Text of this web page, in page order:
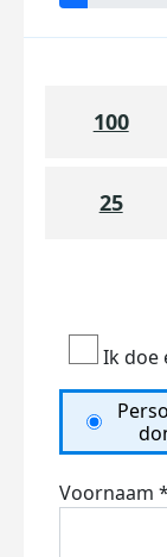
100
25
Ik doe
Voornaam *